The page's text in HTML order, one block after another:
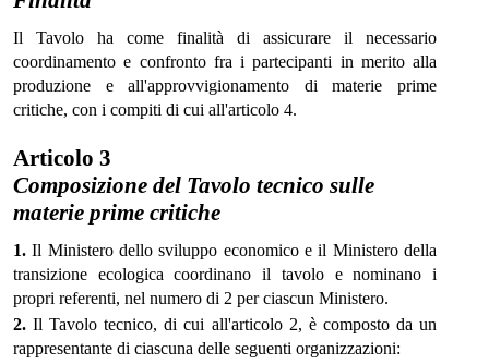
Il Tavolo ha come finalità di assicurare il necessario
coordinamento e confronto fra i partecipanti in merito alla
produzione e all'approvvigionamento di materie prime
critiche, con i compiti di cui all'articolo 4.
Articolo 3
Composizione del Tavolo tecnico sulle
materie prime critiche
1. Il Ministero dello sviluppo economico e il Ministero della
transizione ecologica coordinano il tavolo e nominano i
propri referenti, nel numero di 2 per ciascun Ministero.
2. Il Tavolo tecnico, di cui all'articolo 2, è composto da un
rappresentante di ciascuna delle seguenti organizzazioni: